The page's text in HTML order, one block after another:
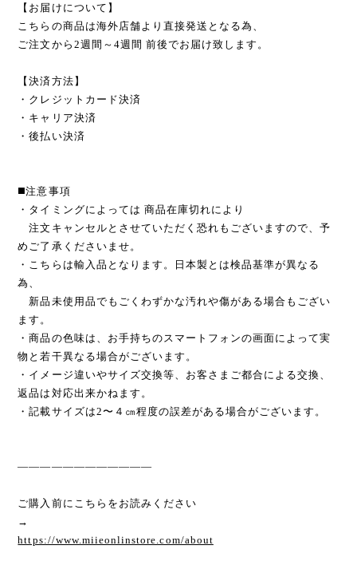
【お届けについて】
こちらの商品は海外店舗より直接発送となる為、
ご注文から2週間～4週間 前後でお届け致します。
【決済方法】
・クレジットカード決済
・キャリア決済
・後払い決済
◼️注意事項
・タイミングによっては 商品在庫切れにより
注文キャンセルとさせていただく恐れもございますので、予
めご了承くださいませ。
・こちらは輸入品となります。日本製とは検品基準が異なる
為、
新品未使用品でもごくわずかな汚れや傷がある場合もござい
ます。
・商品の色味は、お手持ちのスマートフォンの画面によって実
物と若干異なる場合がございます。
・イメージ違いやサイズ交換等、お客さまご都合による交換、
返品は対応出来かねます。
・記載サイズは2〜４㎝程度の誤差がある場合がございます。
————————————
ご購入前にこちらをお読みください
→
https://www.miieonlinstore.com/about